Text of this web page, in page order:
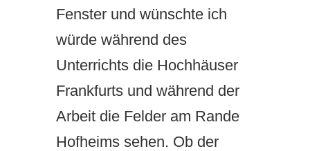
Fenster und wünschte ich
würde während des
Unterrichts die Hochhäuser
Frankfurts und während der
Arbeit die Felder am Rande
Hofheims sehen. Ob der